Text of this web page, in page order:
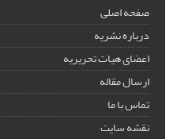
صفحه اصلی
درباره نشریه
اعضای هیات تحریریه
ارسال مقاله
تماس با ما
نقشه سایت